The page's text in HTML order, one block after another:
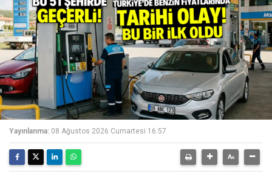
Yayınlanma: 08 Ağustos 2026 Cumartesi 16:57